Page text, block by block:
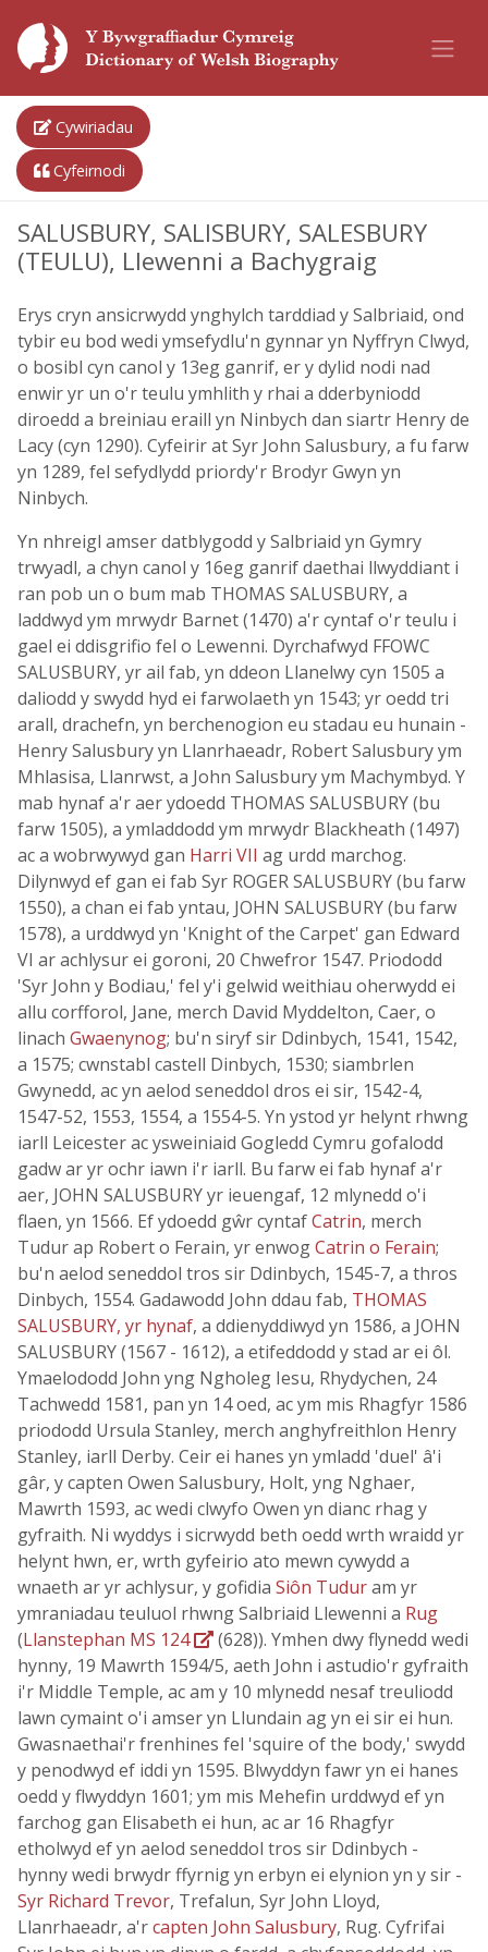
Cywiriadau
Cyfeirnodi
SALUSBURY, SALISBURY, SALESBURY
(TEULU), Llewenni a Bachygraig
Erys cryn ansicrwydd ynghylch tarddiad y Salbriaid, ond
tybir eu bod wedi ymsefydlu'n gynnar yn Nyffryn Clwyd,
o bosibl cyn canol y 13eg ganrif, er y dylid nodi nad
enwir yr un o'r teulu ymhlith y rhai a dderbyniodd
diroedd a breiniau eraill yn Ninbych dan siartr Henry de
Lacy (cyn 1290). Cyfeirir at Syr John Salusbury, a fu farw
yn 1289, fel sefydlydd priordy'r Brodyr Gwyn yn
Ninbych.
Yn nhreigl amser datblygodd y Salbriaid yn Gymry
trwyadl, a chyn canol y 16eg ganrif daethai llwyddiant i
ran pob un o bum mab THOMAS SALUSBURY, a
laddwyd ym mrwydr Barnet (1470) a'r cyntaf o'r teulu i
gael ei ddisgrifio fel o Lewenni. Dyrchafwyd FFOWC
SALUSBURY, yr ail fab, yn ddeon Llanelwy cyn 1505 a
daliodd y swydd hyd ei farwolaeth yn 1543; yr oedd tri
arall, drachefn, yn berchenogion eu stadau eu hunain -
Henry Salusbury yn Llanrhaeadr, Robert Salusbury ym
Mhlasisa, Llanrwst, a John Salusbury ym Machymbyd. Y
mab hynaf a'r aer ydoedd THOMAS SALUSBURY (bu
farw 1505), a ymladdodd ym mrwydr Blackheath (1497)
ac a wobrwywyd gan Harri VII ag urdd marchog.
Dilynwyd ef gan ei fab Syr ROGER SALUSBURY (bu farw
1550), a chan ei fab yntau, JOHN SALUSBURY (bu farw
1578), a urddwyd yn 'Knight of the Carpet' gan Edward
VI ar achlysur ei goroni, 20 Chwefror 1547. Priododd
'Syr John y Bodiau,' fel y'i gelwid weithiau oherwydd ei
allu corfforol, Jane, merch David Myddelton, Caer, o
linach Gwaenynog; bu'n siryf sir Ddinbych, 1541, 1542,
a 1575; cwnstabl castell Dinbych, 1530; siambrlen
Gwynedd, ac yn aelod seneddol dros ei sir, 1542-4,
1547-52, 1553, 1554, a 1554-5. Yn ystod yr helynt rhwng
iarll Leicester ac ysweiniaid Gogledd Cymru gofalodd
gadw ar yr ochr iawn i'r iarll. Bu farw ei fab hynaf a'r
aer, JOHN SALUSBURY yr ieuengaf, 12 mlynedd o'i
flaen, yn 1566. Ef ydoedd gŵr cyntafCatrin, merch
Tudur ap Robert o Ferain, yr enwogCatrin o Ferain;
bu'n aelod seneddol tros sir Ddinbych, 1545-7, a thros
Dinbych, 1554. Gadawodd John ddau fab, THOMAS
SALUSBURY, yr hynaf, a ddienyddiwyd yn 1586, a JOHN
SALUSBURY (1567 - 1612), a etifeddodd y stad ar ei ôl.
Ymaelododd John yng Ngholeg Iesu, Rhydychen, 24
Tachwedd 1581, pan yn 14 oed, ac ym mis Rhagfyr 1586
priododd Ursula Stanley, merch anghyfreithlon Henry
Stanley, iarll Derby. Ceir ei hanes yn ymladd 'duel' â'i
gâr, y capten Owen Salusbury, Holt, yng Nghaer,
Mawrth 1593, ac wedi clwyfo Owen yn dianc rhag y
gyfraith. Ni wyddys i sicrwydd beth oedd wrth wraidd yr
helynt hwn, er, wrth gyfeirio ato mewn cywydd a
wnaeth ar yr achlysur, y gofidia Siôn Tuduram yr
ymraniadau teuluol rhwng Salbriaid Llewenni a Rug
(Llanstephan MS 124
(628)). Ymhen dwy flynedd wedi
hynny, 19 Mawrth 1594/5, aeth John i astudio'r gyfraith
i'r Middle Temple, ac am y 10 mlynedd nesaf treuliodd
lawn cymaint o'i amser yn Llundain ag yn ei sir ei hun.
Gwasnaethai'r frenhines fel 'squire of the body,' swydd
y penodwyd ef iddi yn 1595. Blwyddyn fawr yn ei hanes
oedd y flwyddyn 1601; ym mis Mehefin urddwyd ef yn
farchog gan Elisabeth ei hun, ac ar 16 Rhagfyr
etholwyd ef yn aelod seneddol tros sir Ddinbych -
hynny wedi brwydr ffyrnig yn erbyn ei elynion yn y sir -
Syr Richard Trevor, Trefalun, Syr John Lloyd,
Llanrhaeadr, a'rcapten John Salusbury, Rug. Cyfrifai